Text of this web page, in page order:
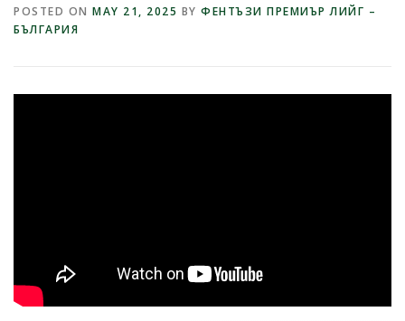
ФУТБОЛНА СТИПЕНДИЯ FPL BG
POSTED ON MAY 21, 2025 BY ФЕНТЪЗИ ПРЕМИЪР ЛИЙГ –
БЪЛГАРИЯ